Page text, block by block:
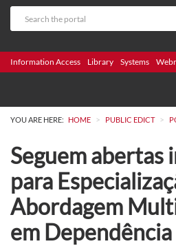
Information Access Library Systems
YOU ARE HERE: HOME > PUBLIC EDICT >
Seguem abertas
para
Abordagem
em